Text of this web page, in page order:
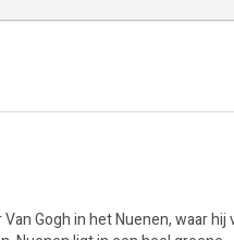
Gogh in het Nuenen, waar hij